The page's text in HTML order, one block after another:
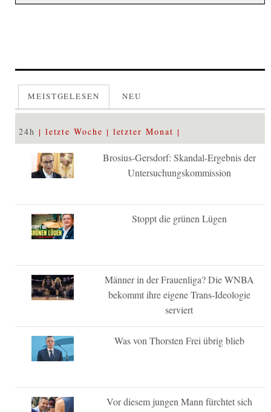
MEISTGELESEN NEU
24h letzte Woche letzter Monat
Brosius-Gersdorf: Skandal-Ergebnis der
Untersuchungskommission
Stoppt die grünen Lügen
Männer in der Frauenliga? Die WNBA
bekommt ihre eigene Trans-Ideologie
serviert
Was von Thorsten Frei übrig blieb
Vor diesem jungen Mann fürchtet sich